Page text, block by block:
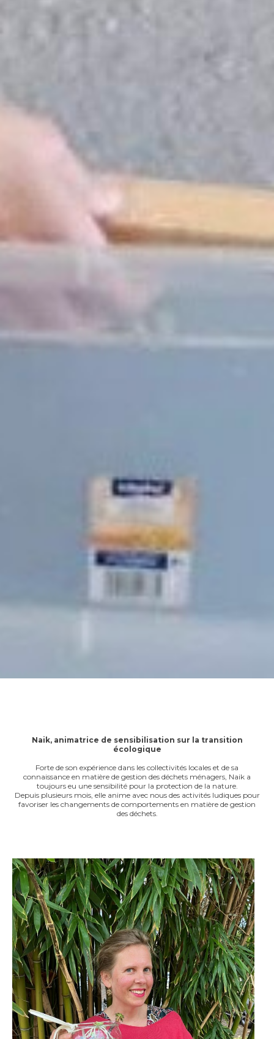
Naik, animatrice de sensibilisation sur la transition
écologique
Forte de son expérience dans les collectivités locales et de sa
connaissance en matière de gestion des déchets ménagers, Naik a
toujours eu une sensibilité pour la protection de la nature.
Depuis plusieurs mois, elle anime avec nous des activités ludiques pour
favoriser les changements de comportements en matière de gestion
des déchets.